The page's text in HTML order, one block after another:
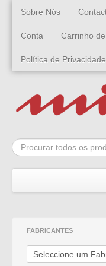
Sobre Nós
Conta Carrinho
Política de Privacidade
Kits
Montados
FABRICANTES